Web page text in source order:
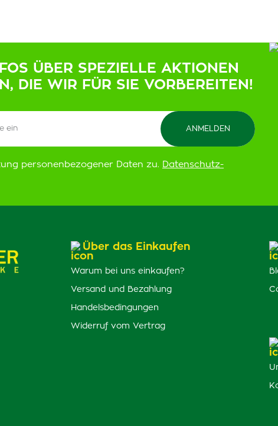
ÜBER SPEZIELLE AKTIONEN
DIE WIR FÜR SIE VORBEREITEN!
personenbezogener Daten zu. Datenschutz-
Über das Einkaufen
Warum bei uns einkaufen?
Versand und Bezahlung
Handelsbedingungen
Widerruf vom Vertrag